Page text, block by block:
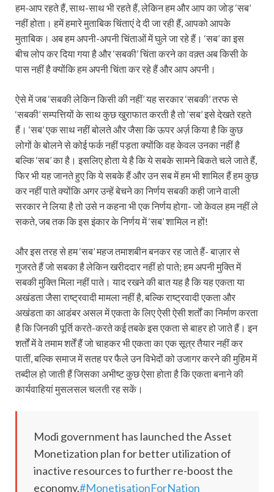
हम-आप रहते हैं, साथ-साथ भी रहते हैं, लेकिन हम और आप का जोड़ ‘सब’
नहीं होता। हमें हमारे मुताबिक चिंताएं दे दी जा रही हैं, आपको आपके
मुताबिक। अब हम अपनी-अपनी चिंताओं में घुले जा रहे हैं। ‘सब’ का इस
बीच लोप कर दिया गया है और ‘सबकी’ चिंता करने का वक़्त अब किसी के
पास नहीं है क्योंकि हम अपनी चिंता कर रहे हैं और आप अपनी।
ऐसे में जब ‘सबकी लेकिन किसी की नहीं’ यह सरकार ‘सबकी’ तरफ से
‘सबकी’ सम्पत्तियों के साथ कुछ खुराफात करती है तो ‘सब’ इसे देखते रहते
हैं। ‘सब’ एक साथ नहीं बोलते और जैसा कि ऊपर अर्ज़ किया है कि कुछ
लोगों के बोलने से कोई फर्क नहीं पड़ता क्योंकि वह केवल उनका नहीं है
बल्कि ‘सब’ का है। इसलिए होता ये है कि ये सबके सामने बिकते चले जाते हैं,
फिर भी यह जानते हुए कि ये सबके हैं और उन सब में हम भी शामिल हैं हम कुछ
कर नहीं पाते क्योंकि अगर उन्हें बेचने का निर्णय सबकी कही जाने वाली
सरकार ने लिया है तो उसे न कहना भी एक निर्णय होगा- जो केवल हम नहीं ले
सकते, जब तक कि इस इंकार के निर्णय में ‘सब’ शामिल न हों!
और इस तरह से हम ‘सब’ महज तमाशबीन बनकर रह जाते हैं- बाज़ार से
गुजरते हैं जो सबका है लेकिन खरीददार नहीं हो पाते; हम अपनी मुक्ति में
सबकी मुक्ति मिला नहीं पाते। याद रखने की बात यह है कि यह एकता या
अखंडता जैसा राष्ट्रवादी मामला नहीं है, बल्कि राष्ट्रवादी एकता और
अखंडता का आडंबर असल में एकता के लिए ऐसी ऐसी शर्तों का निर्माण करता
है कि जिनकी पूर्ति करते-करते कई तबके इस एकता से बाहर हो जाते हैं। इन
शर्तों में वे तमाम शर्तें हैं जो चाहकर भी एकता का एक सूत्र तैयार नहीं कर
पातीं, बल्कि समाज में सतह पर फैले उन विभेदों को उजागर करने की मुहिम में
तब्दील हो जाती हैं जिसका अभीष्ट कुछ ऐसा होता है कि एकता बनाने की
कार्यवाहियां मुसलसल चलती रह सकें।
Modi government has launched the Asset
Monetization plan for better utilization of
inactive resources to further re-boost the
economy.#MonetisationForNation